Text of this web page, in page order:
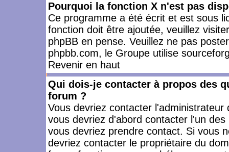
Pourquoi la fonction X n'est pas
Ce programme a été écrit et est sous
fonction doit être ajoutée, veuillez
phpBB en pense. Veuillez ne pas
phpbb.com, le Groupe utilise
Revenir en haut
Qui dois-je contacter à propos des
forum ?
Vous devriez contacter
vous devriez d'abord contacter l'un
vous devriez prendre contact. Si vous
devriez contacter le propriétaire du